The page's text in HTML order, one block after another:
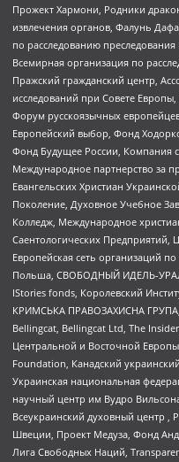
Прожект Хармони, Родники
извлечения органов, Фалунь
по расследованию
Всемирная организация по
Пражский гражданский центр,
исследований при Совете
Форум русскоязычных
Европейский выбор, Фонд
Фонд Будущее России, Компания
Международное партнерство за
Евангельских Христиан
Поколение, Духовное Учебное
Колледж, Международное
Саентологических Предприятий,
Европейская сеть организаций
Польша, СВОБОДНЫЙ ИДЕЛЬ-УРАЛ,
IStories fonds, Королевский
КРИМСЬКА ПРАВОЗАХИСНА ГРУПА,
Bellingcat, Bellingcat Ltd, The
Центральной и Восточной
Foundation, Канадский
Украинская национальная
научный центр им Вудро
Всеукраинский духовный центр ,
Швеции, Проект Медуза, Фонд
Лига Свободных Наций,